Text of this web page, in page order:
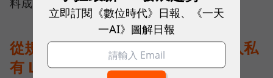
料成為有價值的知識。
從規格走到現場：能源公司如何導入私
有 LLM？
立即訂閱《數位時代》日報、《一天
一AI》圖解日報